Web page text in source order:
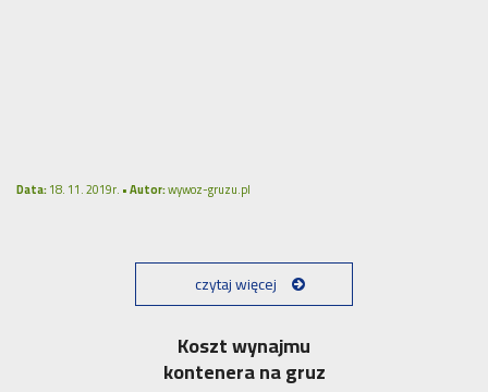
Data:18. 11. 2019r. •Autor:wywoz-gruzu.pl
czytaj więcej
Koszt wynajmu
kontenera na gruz